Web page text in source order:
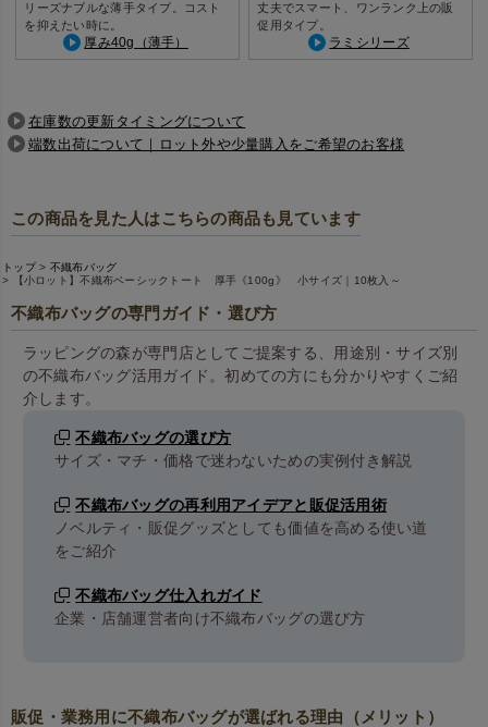
リーズナブルな薄手タイプ。コスト
を抑えたい時に。
厚み40g（薄手）
丈夫でスマート、ワンランク上の販
促用タイプ。
ラミシリーズ
在庫数の更新タイミングについて
端数出荷について｜ロット外や少量購入をご希望のお客様
この商品を見た人はこちらの商品も見ています
トップ
不織布バッグ
【小ロット】不織布ベーシックトート 厚手《100g》 小サイズ｜10枚入～
不織布バッグの専門ガイド・選び方
ラッピングの森が専門店としてご提案する、用途別・サイズ別
の不織布バッグ活用ガイド。初めての方にも分かりやすくご紹
介します。
不織布バッグの選び方
サイズ・マチ・価格で迷わないための実例付き解説
不織布バッグの再利用アイデアと販促活用術
ノベルティ・販促グッズとしても価値を高める使い道
をご紹介
不織布バッグ仕入れガイド
企業・店舗運営者向け不織布バッグの選び方
販促・業務用に不織布バッグが選ばれる理由（メリット）